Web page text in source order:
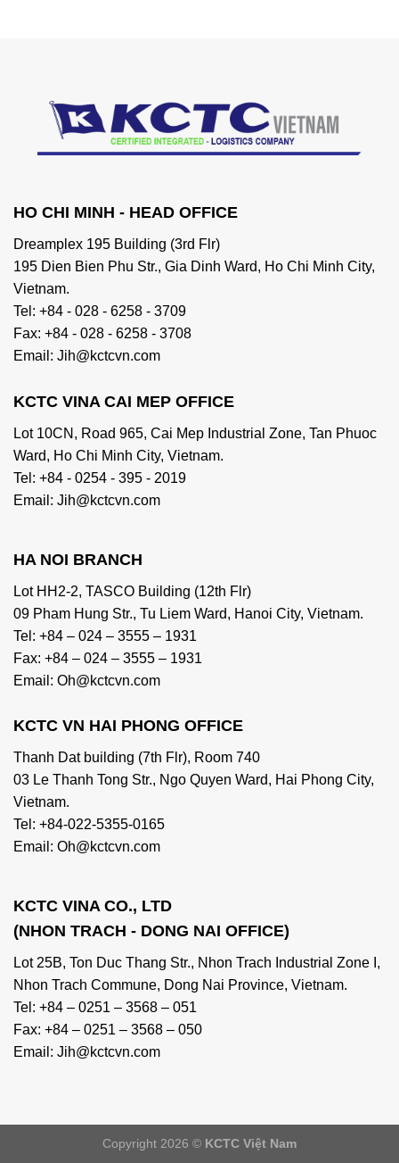
HO CHI MINH - HEAD OFFICE
Dreamplex 195 Building (3rd Flr)
195 Dien Bien Phu Str., Gia Dinh Ward, Ho Chi Minh City,
Vietnam.
Tel: +84 - 028 - 6258 - 3709
Fax: +84 - 028 - 6258 - 3708
Email: Jih@kctcvn.com
KCTC VINA CAI MEP OFFICE
Lot 10CN, Road 965, Cai Mep Industrial Zone, Tan Phuoc
Ward, Ho Chi Minh City, Vietnam.
Tel: +84 - 0254 - 395 - 2019
Email: Jih@kctcvn.com
HA NOI BRANCH
Lot HH2-2, TASCO Building (12th Flr)
09 Pham Hung Str., Tu Liem Ward, Hanoi City, Vietnam.
Tel: +84 – 024 – 3555 – 1931
Fax: +84 – 024 – 3555 – 1931
Email: Oh@kctcvn.com
KCTC VN HAI PHONG OFFICE
Thanh Dat building (7th Flr), Room 740
03 Le Thanh Tong Str., Ngo Quyen Ward, Hai Phong City,
Vietnam.
Tel: +84-022-5355-0165
Email: Oh@kctcvn.com
KCTC VINA CO., LTD
(NHON TRACH - DONG NAI OFFICE)
Lot 25B, Ton Duc Thang Str., Nhon Trach Industrial Zone I,
Nhon Trach Commune, Dong Nai Province, Vietnam.
Tel: +84 – 0251 – 3568 – 051
Fax: +84 – 0251 – 3568 – 050
Email: Jih@kctcvn.com
Copyright 2026 © KCTC Việt Nam